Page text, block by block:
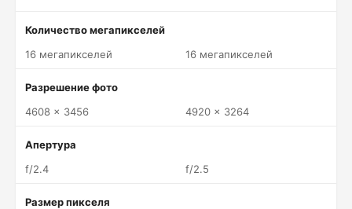
Количество мегапикселей
16 мегапикселей
16 мегапикселей
Разрешение фото
4608 x 3456
4920 x 3264
Апертура
f/2.4
f/2.5
Размер пикселя